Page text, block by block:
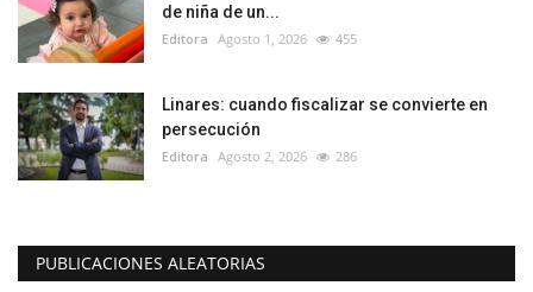
de niña de un...
Editora Agosto 1, 2026 455
Linares: cuando fiscalizar se convierte en
persecución
Editora Agosto 2, 2026 286
PUBLICACIONES ALEATORIAS